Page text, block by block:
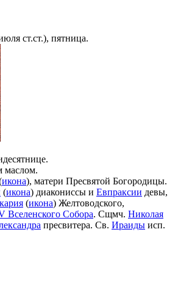
ст.ст.), пятница.
маслом.
икона), матери Пресвятой Богородицы.
(икона) диакониссы и Евпраксии девы,
(икона) Желтоводского,
Вселенского Собора. Сщмч. Николая
пресвитера. Св. Ираиды исп.